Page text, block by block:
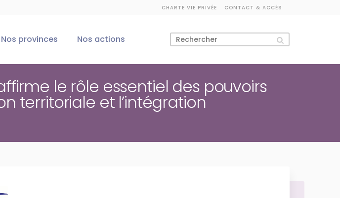
CHARTE VIE PRIVÉE CONTACT & ACCÈS
Nos provinces Nos actions
le rôle essentiel des pouvoirs
territoriale et l’intégration